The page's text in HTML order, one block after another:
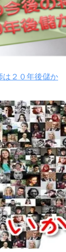
は２０年後儲か